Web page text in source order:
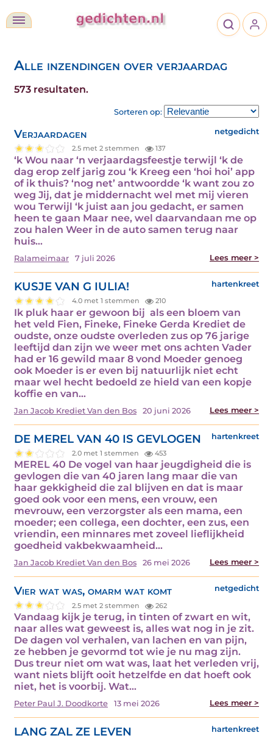
Alle inzendingen over verjaardag
573 resultaten.
Sorteren op:
Verjaardagen netgedicht
2.5 met 2 stemmen 137
‘k Wou naar ‘n verjaardagsfeestje terwijl ‘k de
dag erop zelf jarig zou ‘k Kreeg een ‘hoi hoi’ app
of ik thuis? ‘nog net’ antwoordde ‘k want zou zo
weg Jij, dat je middernacht wel met mij vieren
wou Terwijl ‘k juist aan jou gedacht, er samen
heen te gaan Maar nee, wel daarvandaan me op
zou halen Weer in de auto samen terug naar
huis…
Ralameimaar 7 juli 2026 Lees meer >
KUSJE VAN G IULIA! hartenkreet
4.0 met 1 stemmen 210
Ik pluk haar er gewoon bij als een bloem van
het veld Fien, Fineke, Fineke Gerda Krediet de
oudste, onze oudste overleden zus op 76 jarige
leeftijd dan zijn we weer met ons achten Vader
had er 16 gewild maar 8 vond Moeder genoeg
ook Moeder is er even bij natuurlijk niet echt
maar wel hecht bedoeld ze hield van een kopje
koffie en van…
Jan Jacob Krediet Van den Bos 20 juni 2026 Lees meer >
DE MEREL VAN 40 IS GEVLOGEN hartenkreet
2.0 met 1 stemmen 453
MEREL 40 De vogel van haar jeugdigheid die is
gevlogen die van 40 jaren lang maar die van
haar gekkigheid die zal blijven en dat is maar
goed ook voor een mens, een vrouw, een
mevrouw, een verzorgster als een mama, een
moeder; een collega, een dochter, een zus, een
vriendin, een minnares met zoveel lieflijkheid
goedheid vakbekwaamheid…
Jan Jacob Krediet Van den Bos 26 mei 2026 Lees meer >
Vier wat was, omarm wat komt netgedicht
2.5 met 2 stemmen 262
Vandaag kijk je terug, in tinten of zwart en wit,
naar alles wat geweest is, alles wat nog in je zit.
De dagen vol verhalen, van lachen en van pijn,
ze hebben je gevormd tot wie je nu mag zijn.
Dus treur niet om wat was, laat het verleden vrij,
want niets blijft ooit hetzelfde en dat hoeft ook
niet, het is voorbij. Wat…
Peter Paul J. Doodkorte 13 mei 2026 Lees meer >
LANG ZAL ZE LEVEN hartenkreet